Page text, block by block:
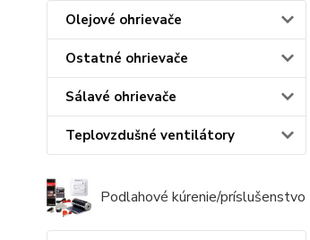
Olejové ohrievače
Ostatné ohrievače
Sálavé ohrievače
Teplovzdušné ventilátory
Podlahové kúrenie/príslušenstvo